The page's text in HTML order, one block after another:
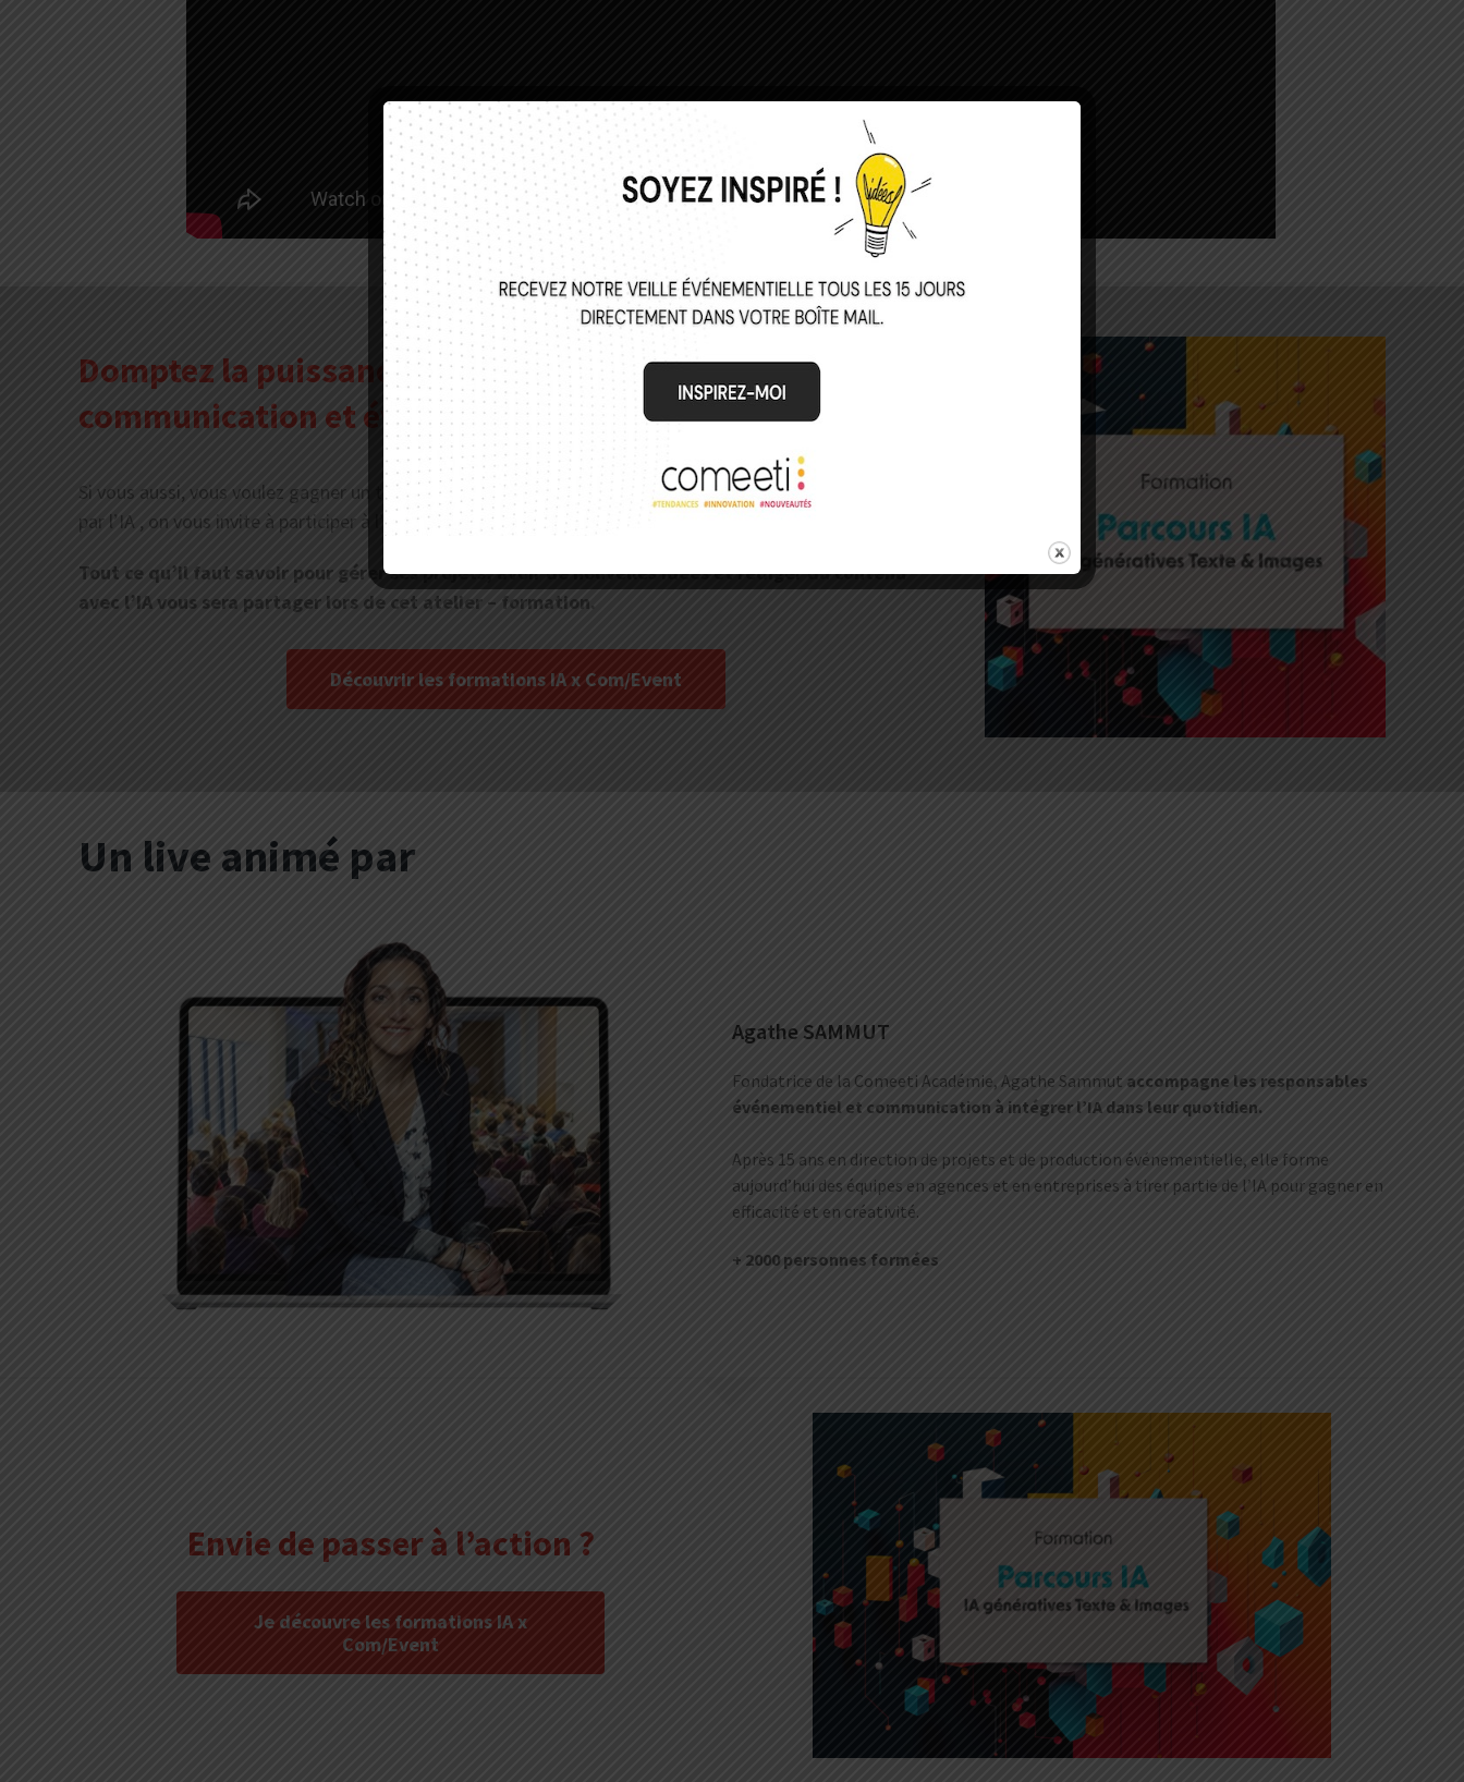
Domptez la puissance de l’IA pour concevoir projets
communication et événements en un rien de temps !
Si vous aussi, vous voulez gagner un temps précieux en vous faisant assister dans de nombreuses tâches
par l’IA , on vous invite à participer à l’une de formations métiers.
Tout ce qu’il faut savoir pour gérer ses projets, avoir de nouvelles idées et rédiger du contenu
avec l’IA vous sera partager lors de cet atelier – formation.
Découvrir les formations IA x Com/Event
Un live animé par
Agathe SAMMUT
Fondatrice de la Comeeti Académie, Agathe Sammut accompagne les responsables
événementiel et communication à intégrer l’IA dans leur quotidien.
Après 15 ans en direction de projets et de production événementielle, elle forme
aujourd’hui des équipes en agences et en entreprises à tirer partie de l’IA pour gagner en
efficacité et en créativité.
+ 2000 personnes formées
Envie de passer à l’action ?
Je découvre les formations IA x
Com/Event